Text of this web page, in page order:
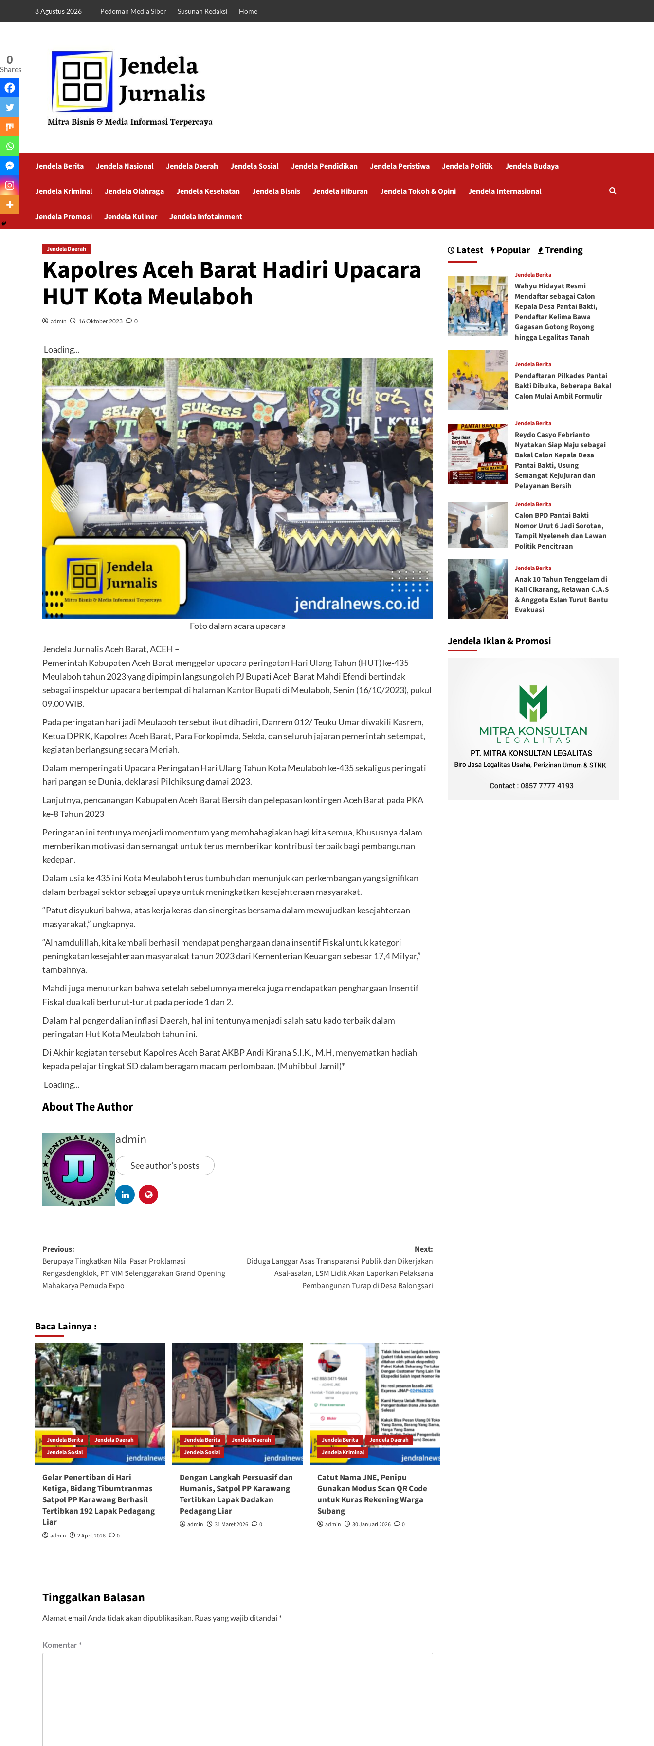
8 Agustus 2026 Pedoman Media Siber Susunan Redaksi Home
Jendela Berita Jendela Nasional Jendela Daerah Jendela Sosial Jendela Pendidikan Jendela Peristiwa Jendela Politik Jendela Budaya
Jendela Kriminal Jendela Olahraga Jendela Kesehatan Jendela Bisnis Jendela Hiburan Jendela Tokoh & Opini Jendela Internasional
Jendela Promosi Jendela Kuliner Jendela Infotainment
Jendela Daerah
Kapolres Aceh Barat Hadiri Upacara
HUT Kota Meulaboh
admin 16 Oktober 2023 0
Loading...
Foto dalam acara upacara
Jendela Jurnalis Aceh Barat, ACEH –
Pemerintah Kabupaten Aceh Barat menggelar upacara peringatan Hari Ulang Tahun (HUT) ke-435
Meulaboh tahun 2023 yang dipimpin langsung oleh PJ Bupati Aceh Barat Mahdi Efendi bertindak
sebagai inspektur upacara bertempat di halaman Kantor Bupati di Meulaboh, Senin (16/10/2023), pukul
09.00 WIB.
Pada peringatan hari jadi Meulaboh tersebut ikut dihadiri, Danrem 012/ Teuku Umar diwakili Kasrem,
Ketua DPRK, Kapolres Aceh Barat, Para Forkopimda, Sekda, dan seluruh jajaran pemerintah setempat,
kegiatan berlangsung secara Meriah.
Dalam memperingati Upacara Peringatan Hari Ulang Tahun Kota Meulaboh ke-435 sekaligus peringati
hari pangan se Dunia, deklarasi Pilchiksung damai 2023.
Lanjutnya, pencanangan Kabupaten Aceh Barat Bersih dan pelepasan kontingen Aceh Barat pada PKA
ke-8 Tahun 2023
Peringatan ini tentunya menjadi momentum yang membahagiakan bagi kita semua, Khususnya dalam
memberikan motivasi dan semangat untuk terus memberikan kontribusi terbaik bagi pembangunan
kedepan.
Dalam usia ke 435 ini Kota Meulaboh terus tumbuh dan menunjukkan perkembangan yang signifikan
dalam berbagai sektor sebagai upaya untuk meningkatkan kesejahteraan masyarakat.
“Patut disyukuri bahwa, atas kerja keras dan sinergitas bersama dalam mewujudkan kesejahteraan
masyarakat,” ungkapnya.
“Alhamdulillah, kita kembali berhasil mendapat penghargaan dana insentif Fiskal untuk kategori
peningkatan kesejahteraan masyarakat tahun 2023 dari Kementerian Keuangan sebesar 17,4 Milyar,”
tambahnya.
Mahdi juga menuturkan bahwa setelah sebelumnya mereka juga mendapatkan penghargaan Insentif
Fiskal dua kali berturut-turut pada periode 1 dan 2.
Dalam hal pengendalian inflasi Daerah, hal ini tentunya menjadi salah satu kado terbaik dalam
peringatan Hut Kota Meulaboh tahun ini.
Di Akhir kegiatan tersebut Kapolres Aceh Barat AKBP Andi Kirana S.I.K., M.H, menyematkan hadiah
kepada pelajar tingkat SD dalam beragam macam perlombaan. (Muhibbul Jamil)*
Loading...
About The Author
admin
See author's posts
0
Shares
Previous:
Berupaya Tingkatkan Nilai Pasar Proklamasi
Rengasdengklok, PT. VIM Selenggarakan Grand Opening
Mahakarya Pemuda Expo
Next:
Diduga Langgar Asas Transparansi Publik dan Dikerjakan
Asal-asalan, LSM Lidik Akan Laporkan Pelaksana
Pembangunan Turap di Desa Balongsari
Baca Lainnya :
Jendela Berita
Jendela Daerah
Jendela Sosial
Gelar Penertiban di Hari
Ketiga, Bidang Tibumtranmas
Satpol PP Karawang Berhasil
Tertibkan 192 Lapak Pedagang
Liar
admin 2 April 2026 0
Jendela Berita
Jendela Daerah
Jendela Sosial
Dengan Langkah Persuasif dan
Humanis, Satpol PP Karawang
Tertibkan Lapak Dadakan
Pedagang Liar
admin 31 Maret 2026 0
Jendela Berita
Jendela Daerah
Jendela Kriminal
Catut Nama JNE, Penipu
Gunakan Modus Scan QR Code
untuk Kuras Rekening Warga
Subang
admin 30 Januari 2026 0
Tinggalkan Balasan
Alamat email Anda tidak akan dipublikasikan. Ruas yang wajib ditandai *
Komentar *
Latest Popular Trending
Jendela Berita
Wahyu Hidayat Resmi
Mendaftar sebagai Calon
Kepala Desa Pantai Bakti,
Pendaftar Kelima Bawa
Gagasan Gotong Royong
hingga Legalitas Tanah
Jendela Berita
Pendaftaran Pilkades Pantai
Bakti Dibuka, Beberapa Bakal
Calon Mulai Ambil Formulir
Jendela Berita
Reydo Casyo Febrianto
Nyatakan Siap Maju sebagai
Bakal Calon Kepala Desa
Pantai Bakti, Usung
Semangat Kejujuran dan
Pelayanan Bersih
Jendela Berita
Calon BPD Pantai Bakti
Nomor Urut 6 Jadi Sorotan,
Tampil Nyeleneh dan Lawan
Politik Pencitraan
Jendela Berita
Anak 10 Tahun Tenggelam di
Kali Cikarang, Relawan C.A.S
& Anggota Eslan Turut Bantu
Evakuasi
Jendela Iklan & Promosi